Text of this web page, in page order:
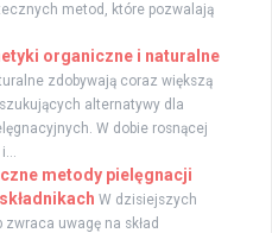
metod, które pozwalają
organiczne i naturalne
zdobywają coraz większą
alternatywy dla
W dobie rosnącej
metody pielęgnacji
W dzisiejszych
uwagę na skład